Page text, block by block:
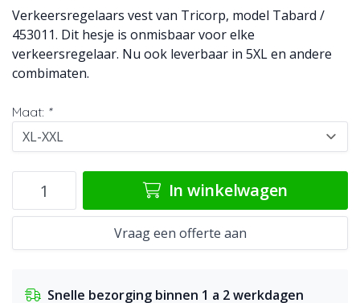
Verkeersregelaars vest van Tricorp, model Tabard /
453011. Dit hesje is onmisbaar voor elke
verkeersregelaar. Nu ook leverbaar in 5XL en andere
combimaten.
Maat: *
In winkelwagen
Vraag een offerte aan
Snelle bezorging binnen 1 a 2 werkdagen